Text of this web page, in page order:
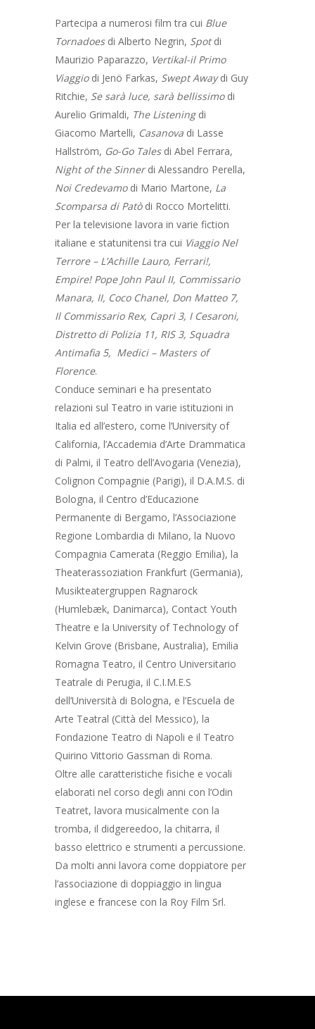
Partecipa a numerosi film tra cui Blue
Tornadoesdi Alberto Negrin, Spotdi
Maurizio Paparazzo, Vertikal-il Primo
Viaggiodi Jenö Farkas, Swept Awaydi Guy
Ritchie, Se sarà luce, sarà bellissimodi
Aurelio Grimaldi, The Listeningdi
Giacomo Martelli, Casanovadi Lasse
Hallström, Go-Go Talesdi Abel Ferrara,
Night of the Sinnerdi Alessandro Perella,
Noi Credevamodi Mario Martone, La
Scomparsa di Patòdi Rocco Mortelitti.
Per la televisione lavora in varie fiction
italiane e statunitensi tra cui Viaggio Nel
Terrore – L’Achille Lauro, Ferrari!,
Empire! Pope John Paul II, Commissario
Manara, II, Coco Chanel, Don Matteo 7,
Il Commissario Rex, Capri 3, I Cesaroni,
Distretto di Polizia 11, RIS 3, Squadra
Antimafia 5, Medici – Masters of
Florence.
Conduce seminari e ha presentato
relazioni sul Teatro in varie istituzioni in
Italia ed all’estero, come l’University of
California, l’Accademia d’Arte Drammatica
di Palmi, il Teatro dell’Avogaria (Venezia),
Colignon Compagnie (Parigi), il D.A.M.S. di
Bologna, il Centro d’Educazione
Permanente di Bergamo, l’Associazione
Regione Lombardia di Milano, la Nuovo
Compagnia Camerata (Reggio Emilia), la
Theaterassoziation Frankfurt (Germania),
Musikteatergruppen Ragnarock
(Humlebæk, Danimarca), Contact Youth
Theatre e la University of Technology of
Kelvin Grove (Brisbane, Australia), Emilia
Romagna Teatro, il Centro Universitario
Teatrale di Perugia, il C.I.M.E.S
dell’Università di Bologna, e l’Escuela de
Arte Teatral (Città del Messico), la
Fondazione Teatro di Napoli e il Teatro
Quirino Vittorio Gassman di Roma.
Oltre alle caratteristiche fisiche e vocali
elaborati nel corso degli anni con l’Odin
Teatret, lavora musicalmente con la
tromba, il didgereedoo, la chitarra, il
basso elettrico e strumenti a percussione.
Da molti anni lavora come doppiatore per
l’associazione di doppiaggio in lingua
inglese e francese con la Roy Film Srl.
HOME
CHI SIAMO
DOCENTI
I NOSTRI DOCENTI
COLLABORAZIONI
CORSI
CORSO TRIENNALE DI
RECITAZIONE
CORSO LIBERO
CORSO UNDER 18
AMMISSIONE
ALLIEVI
CONTATTI
DIARIO DI BORDO